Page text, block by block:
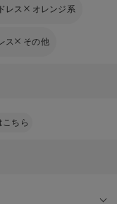
レス オレンジ系
ス その他
ちら